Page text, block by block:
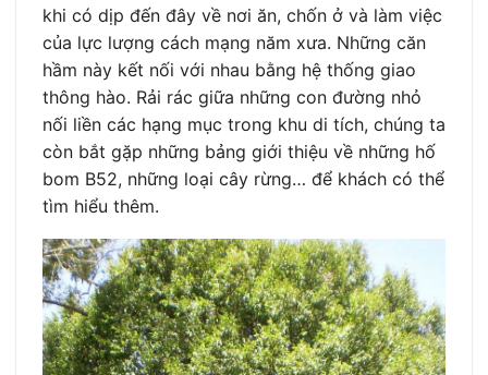
khi có dịp đến đây về nơi ăn, chốn ở và làm việc
của lực lượng cách mạng năm xưa. Những căn
hầm này kết nối với nhau bằng hệ thống giao
thông hào. Rải rác giữa những con đường nhỏ
nối liền các hạng mục trong khu di tích, chúng ta
còn bắt gặp những bảng giới thiệu về những hố
bom B52, những loại cây rừng… để khách có thể
tìm hiểu thêm.